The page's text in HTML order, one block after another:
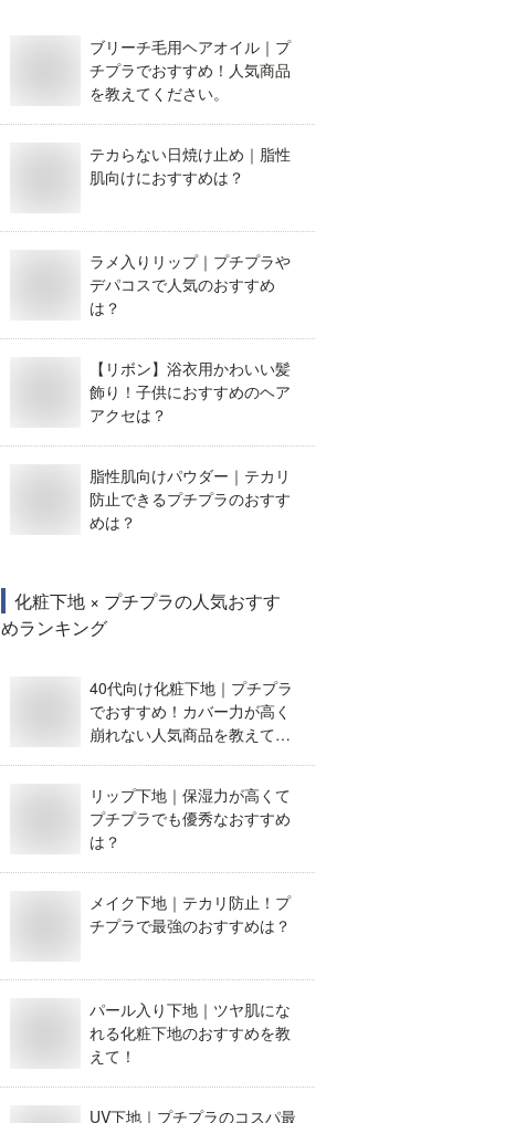
ブリーチ毛用ヘアオイル｜プ
チプラでおすすめ！人気商品
を教えてください。
テカらない日焼け止め｜脂性
肌向けにおすすめは？
ラメ入りリップ｜プチプラや
デパコスで人気のおすすめ
は？
【リボン】浴衣用かわいい髪
飾り！子供におすすめのヘア
アクセは？
脂性肌向けパウダー｜テカリ
防止できるプチプラのおすす
めは？
化粧下地 × プチプラの人気おすす
めランキング
40代向け化粧下地｜プチプラ
でおすすめ！カバー力が高く
崩れない人気商品を教えてく
リップ下地｜保湿力が高くて
プチプラでも優秀なおすすめ
は？
メイク下地｜テカリ防止！プ
チプラで最強のおすすめは？
パール入り下地｜ツヤ肌にな
れる化粧下地のおすすめを教
えて！
UV下地｜プチプラのコスパ最